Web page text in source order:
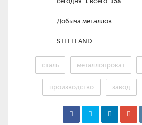
Добыча металлов
STEELLAND
сталь металлопрокат
производство завод